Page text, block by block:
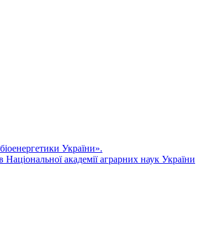
України».
академії аграрних наук України